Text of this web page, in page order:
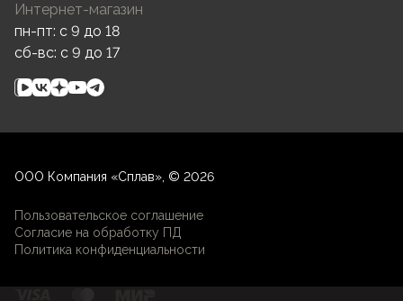
Интернет-магазин
пн-пт: c 9 до 18
сб-вс: c 9 до 17
ООО Компания «Сплав», © 2026
Пользовательское соглашение
Согласие на обработку ПД
Политика конфиденциальности